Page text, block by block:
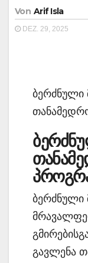
Von Arif Isla
DEZ. 29, 2025
ბერძნული
გავლენა